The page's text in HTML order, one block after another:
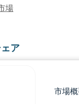
場
ア
市場